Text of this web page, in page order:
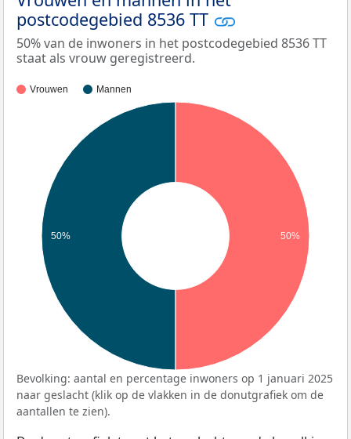
postcodegebied 8536 TT
50% van de inwoners in het postcodegebied 8536 TT
staat als vrouw geregistreerd.
Vrouwen Mannen
50% 50%
Bevolking: aantal en percentage inwoners op 1 januari 2025
naar geslacht (klik op de vlakken in de donutgrafiek om de
aantallen te zien).